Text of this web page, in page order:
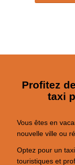
Profitez
taxi
Vous êtes en
nouvelle ville ou
Optez pour un
touristiques et